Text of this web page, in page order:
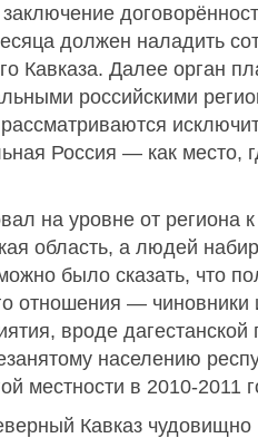
должен наладить
Кавказа. Далее орган
российскими
рассматриваются
Россия — как место,
на уровне от региона
область, а людей
было сказать, что
отношения — чиновники
вроде
населению
местности в 2010-2011
Кавказ